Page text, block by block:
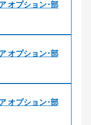
オプション･部
オプション･部
オプション･部